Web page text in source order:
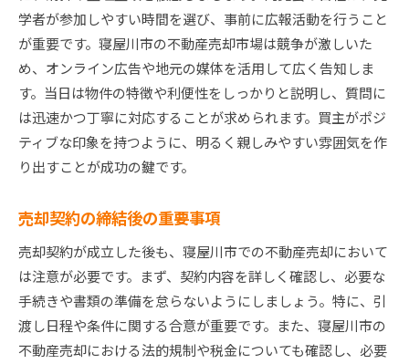
学者が参加しやすい時間を選び、事前に広報活動を行うこと
が重要です。寝屋川市の不動産売却市場は競争が激しいた
め、オンライン広告や地元の媒体を活用して広く告知しま
す。当日は物件の特徴や利便性をしっかりと説明し、質問に
は迅速かつ丁寧に対応することが求められます。買主がポジ
ティブな印象を持つように、明るく親しみやすい雰囲気を作
り出すことが成功の鍵です。
売却契約の締結後の重要事項
売却契約が成立した後も、寝屋川市での不動産売却において
は注意が必要です。まず、契約内容を詳しく確認し、必要な
手続きや書類の準備を怠らないようにしましょう。特に、引
渡し日程や条件に関する合意が重要です。また、寝屋川市の
不動産売却における法的規制や税金についても確認し、必要